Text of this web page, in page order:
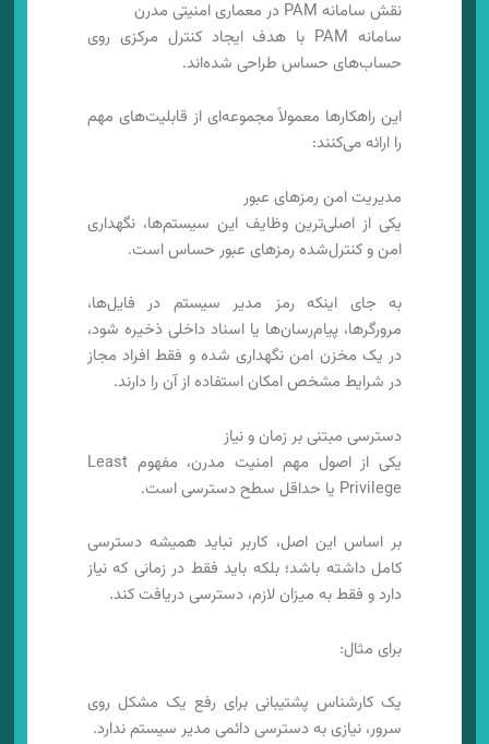
نقش سامانه PAM در معماری امنیتی مدرن
سامانه PAM با هدف ایجاد کنترل مرکزی روی
حساب‌های حساس طراحی شده‌اند.
این راهکارها معمولاً مجموعه‌ای از قابلیت‌های مهم
را ارائه می‌کنند:
مدیریت امن رمزهای عبور
یکی از اصلی‌ترین وظایف این سیستم‌ها، نگهداری
امن و کنترل‌شده رمزهای عبور حساس است.
به جای اینکه رمز مدیر سیستم در فایل‌ها،
مرورگرها، پیام‌رسان‌ها یا اسناد داخلی ذخیره شود،
در یک مخزن امن نگهداری شده و فقط افراد مجاز
در شرایط مشخص امکان استفاده از آن را دارند.
دسترسی مبتنی بر زمان و نیاز
یکی از اصول مهم امنیت مدرن، مفهوم Least
Privilege یا حداقل سطح دسترسی است.
بر اساس این اصل، کاربر نباید همیشه دسترسی
کامل داشته باشد؛ بلکه باید فقط در زمانی که نیاز
دارد و فقط به میزان لازم، دسترسی دریافت کند.
برای مثال:
یک کارشناس پشتیبانی برای رفع یک مشکل روی
سرور، نیازی به دسترسی دائمی مدیر سیستم ندارد.